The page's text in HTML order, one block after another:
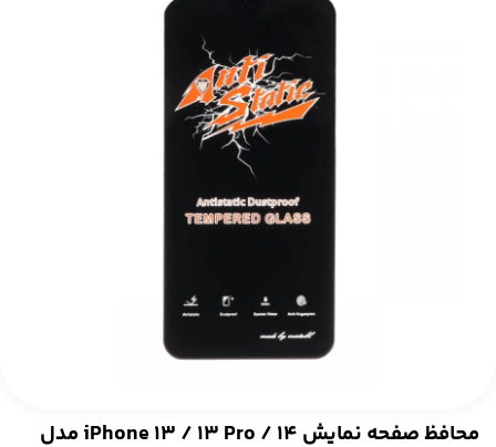
محافظ صفحه نمایش 14 / iPhone 13 / 13 Pro مدل